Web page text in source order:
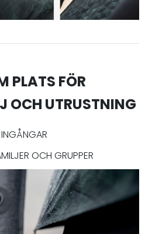
PLATS FÖR
OCH UTRUSTNING
OCH GRUPPER